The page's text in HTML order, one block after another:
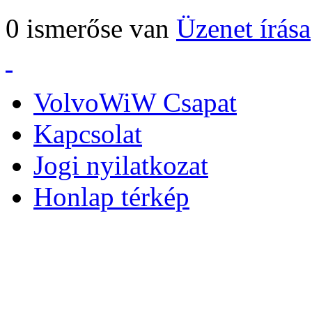
0 ismerőse van Üzenet írása
VolvoWiW Csapat
Kapcsolat
Jogi nyilatkozat
Honlap térkép